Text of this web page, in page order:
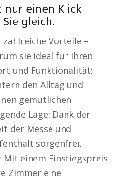
einen Klick
gleich.
Vorteile –
sie ideal für Ihren
und Funktionalität:
den Alltag und
gemütlichen
Lage: Dank der
der Messe und
sorgenfrei.
Mit einem Einstiegspreis
Zimmer eine